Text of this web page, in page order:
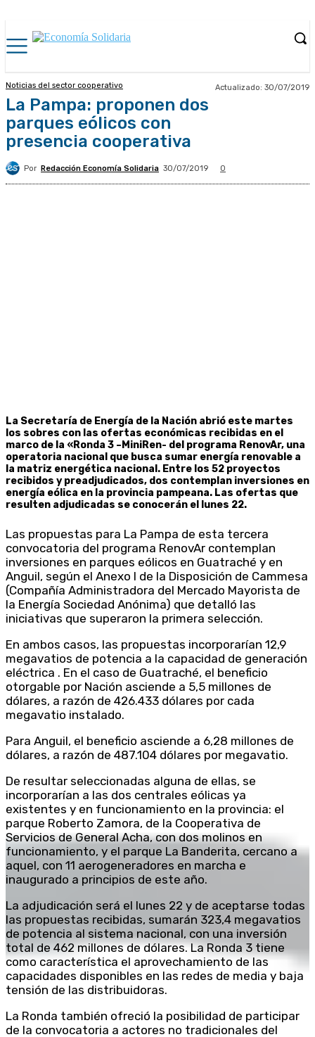
Noticias del sector cooperativo Actualizado: 30/07/2019
La Pampa: proponen dos
parques eólicos con
presencia cooperativa
Por Redacción Economía Solidaria 30/07/2019 0
La Secretaría de Energía de la Nación abrió este martes
los sobres con las ofertas económicas recibidas en el
marco de la «Ronda 3 –MiniRen- del programa RenovAr, una
operatoria nacional que busca sumar energía renovable a
la matriz energética nacional. Entre los 52 proyectos
recibidos y preadjudicados, dos contemplan inversiones en
energía eólica en la provincia pampeana. Las ofertas que
resulten adjudicadas se conocerán el lunes 22.
Las propuestas para La Pampa de esta tercera
convocatoria del programa RenovAr contemplan
inversiones en parques eólicos en Guatraché y en
Anguil, según el Anexo I de la Disposición de Cammesa
(Compañía Administradora del Mercado Mayorista de
la Energía Sociedad Anónima) que detalló las
iniciativas que superaron la primera selección.
En ambos casos, las propuestas incorporarían 12,9
megavatios de potencia a la capacidad de generación
eléctrica . En el caso de Guatraché, el beneficio
otorgable por Nación asciende a 5,5 millones de
dólares, a razón de 426.433 dólares por cada
megavatio instalado.
Para Anguil, el beneficio asciende a 6,28 millones de
dólares, a razón de 487.104 dólares por megavatio.
De resultar seleccionadas alguna de ellas, se
incorporarían a las dos centrales eólicas ya
existentes y en funcionamiento en la provincia: el
parque Roberto Zamora, de la Cooperativa de
Servicios de General Acha, con dos molinos en
funcionamiento, y el parque La Banderita, cercano a
aquel, con 11 aerogeneradores en marcha e
inaugurado a principios de este año.
La adjudicación será el lunes 22 y de aceptarse todas
las propuestas recibidas, sumarán 323,4 megavatios
de potencia al sistema nacional, con una inversión
total de 462 millones de dólares. La Ronda 3 tiene
como característica el aprovechamiento de las
capacidades disponibles en las redes de media y baja
tensión de las distribuidoras.
La Ronda también ofreció la posibilidad de participar
de la convocatoria a actores no tradicionales del